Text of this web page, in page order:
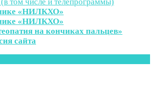
«НИЛКХО»
«НИЛКХО»
на кончиках пальцев»
сайта